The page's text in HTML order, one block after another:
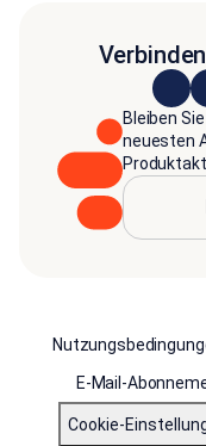
Bleiben
neuesten
E-Mail-
Cookie-